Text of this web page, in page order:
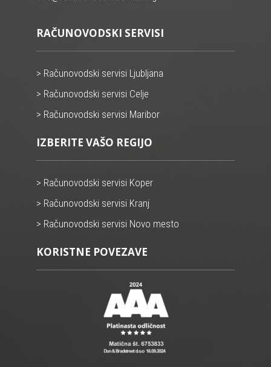
RAČUNOVODSKI SERVISI
> Računovodski servisi Ljubljana
> Računovodski servisi Celje
> Računovodski servisi Maribor
IZBERITE VAŠO REGIJO
> Računovodski servisi Koper
> Računovodski servisi Kranj
> Računovodski servisi Novo mesto
KORISTNE POVEZAVE